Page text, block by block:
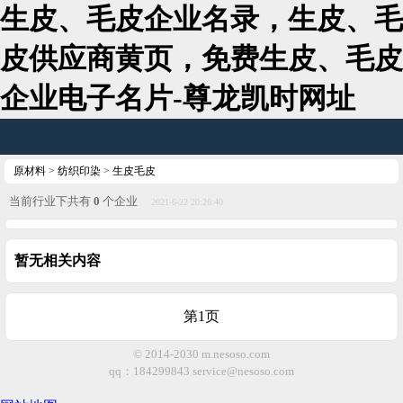
生皮、毛皮企业名录，生皮、毛
皮供应商黄页，免费生皮、毛皮
企业电子名片-尊龙凯时网址
原材料 > 纺织印染 > 生皮毛皮
当前行业下共有 0 个企业 2021-6-22 20:26:40
暂无相关内容
第1页
© 2014-2030 m.nesoso.com
qq：184299843 service@nesoso.com